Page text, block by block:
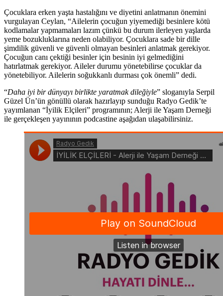
Çocuklara erken yaşta hastalığını ve diyetini anlatmanın önemini
vurgulayan Ceylan, “Ailelerin çocuğun yiyemediği besinlere kötü
kodlamalar yapmamaları lazım çünkü bu durum ilerleyen yaşlarda
yeme bozukluklarına neden olabiliyor. Çocuklara sade bir dille
şimdilik güvenli ve güvenli olmayan besinleri anlatmak gerekiyor.
Çocuğun canı çektiği besinler için besinin iyi gelmediğini
hatırlatmak gerekiyor. Aileler durumu yönetebilirse çocuklar da
yönetebiliyor. Ailelerin soğukkanlı durması çok önemli” dedi.
“Daha iyi bir dünyayı birlikte yaratmak dileğiyle” sloganıyla Serpil
Güzel Ün’ün gönüllü olarak hazırlayıp sunduğu Radyo Gedik’te
yayımlanan “İyilik Elçileri” programının; Alerji ile Yaşam Derneği
ile gerçekleşen yayınının podcastine aşağıdan ulaşabilirsiniz.